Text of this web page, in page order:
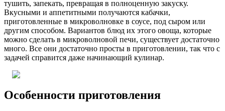
тушить, запекать, превращая в полноценную закуску.
Вкусными и аппетитными получаются кабачки,
приготовленные в микроволновке в соусе, под сыром или
другим способом. Вариантов блюд их этого овоща, которые
можно сделать в микроволновой печи, существует достаточно
много. Все они достаточно просты в приготовлении, так что с
задачей справится даже начинающий кулинар.
Особенности приготовления